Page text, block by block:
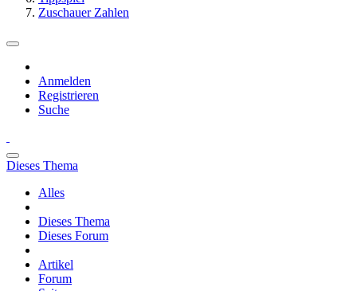
Zuschauer Zahlen
Anmelden
Registrieren
Suche
Dieses Thema
Alles
Dieses Thema
Dieses Forum
Artikel
Forum